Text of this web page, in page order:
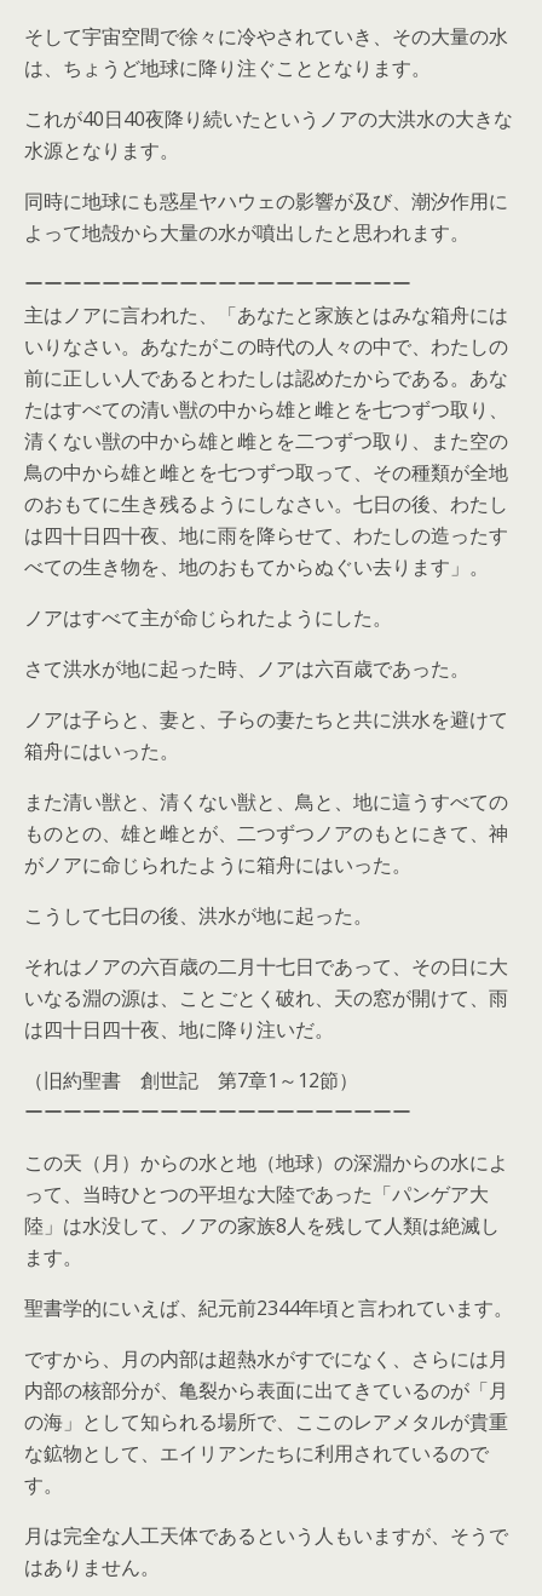
そして宇宙空間で徐々に冷やされていき、その大量の水
は、ちょうど地球に降り注ぐこととなります。
これが40日40夜降り続いたというノアの大洪水の大きな
水源となります。
同時に地球にも惑星ヤハウェの影響が及び、潮汐作用に
よって地殻から大量の水が噴出したと思われます。
ーーーーーーーーーーーーーーーーーーーー
主はノアに言われた、「あなたと家族とはみな箱舟には
いりなさい。あなたがこの時代の人々の中で、わたしの
前に正しい人であるとわたしは認めたからである。あな
たはすべての清い獣の中から雄と雌とを七つずつ取り、
清くない獣の中から雄と雌とを二つずつ取り、また空の
鳥の中から雄と雌とを七つずつ取って、その種類が全地
のおもてに生き残るようにしなさい。七日の後、わたし
は四十日四十夜、地に雨を降らせて、わたしの造ったす
べての生き物を、地のおもてからぬぐい去ります」。
ノアはすべて主が命じられたようにした。
さて洪水が地に起った時、ノアは六百歳であった。
ノアは子らと、妻と、子らの妻たちと共に洪水を避けて
箱舟にはいった。
また清い獣と、清くない獣と、鳥と、地に這うすべての
ものとの、雄と雌とが、二つずつノアのもとにきて、神
がノアに命じられたように箱舟にはいった。
こうして七日の後、洪水が地に起った。
それはノアの六百歳の二月十七日であって、その日に大
いなる淵の源は、ことごとく破れ、天の窓が開けて、雨
は四十日四十夜、地に降り注いだ。
（旧約聖書 創世記 第7章1～12節）
ーーーーーーーーーーーーーーーーーーーー
この天（月）からの水と地（地球）の深淵からの水によ
って、当時ひとつの平坦な大陸であった「パンゲア大
陸」は水没して、ノアの家族8人を残して人類は絶滅し
ます。
聖書学的にいえば、紀元前2344年頃と言われています。
ですから、月の内部は超熱水がすでになく、さらには月
内部の核部分が、亀裂から表面に出てきているのが「月
の海」として知られる場所で、ここのレアメタルが貴重
な鉱物として、エイリアンたちに利用されているので
す。
月は完全な人工天体であるという人もいますが、そうで
はありません。